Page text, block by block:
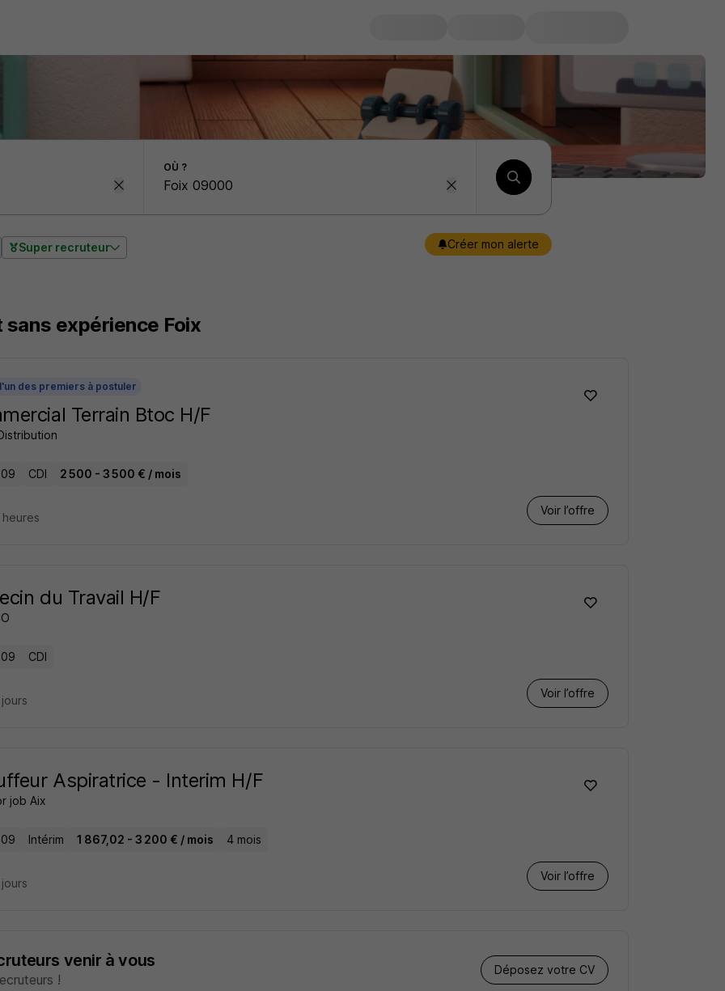
OÙ ?
Super recruteur Créer mon alerte
sans expérience Foix
des premiers à postuler
Terrain Btoc H/F
CDI 2 500 - 3 500 € / mois
Voir l’offre
du Travail H/F
CDI
Voir l’offre
Aspiratrice - Interim H/F
job Aix
Intérim 1 867,02 - 3 200 € / mois 4 mois
Voir l’offre
venir à vous
!
Déposez votre CV